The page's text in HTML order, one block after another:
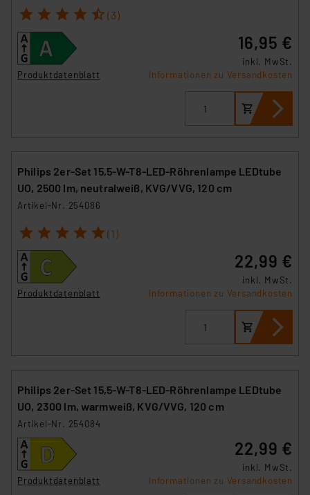
1 2 3 4 5 (3)
Produktdatenblatt
16,95 €
inkl. MwSt.
Informationen zu Versandkosten
Philips 2er-Set 15,5-W-T8-LED-Röhrenlampe LEDtube
UO, 2500 lm, neutralweiß, KVG/VVG, 120 cm
Artikel-Nr. 254086
1 2 3 4 5 (1)
Produktdatenblatt
22,99 €
inkl. MwSt.
Informationen zu Versandkosten
Philips 2er-Set 15,5-W-T8-LED-Röhrenlampe LEDtube
UO, 2300 lm, warmweiß, KVG/VVG, 120 cm
Artikel-Nr. 254084
Produktdatenblatt
22,99 €
inkl. MwSt.
Informationen zu Versandkosten